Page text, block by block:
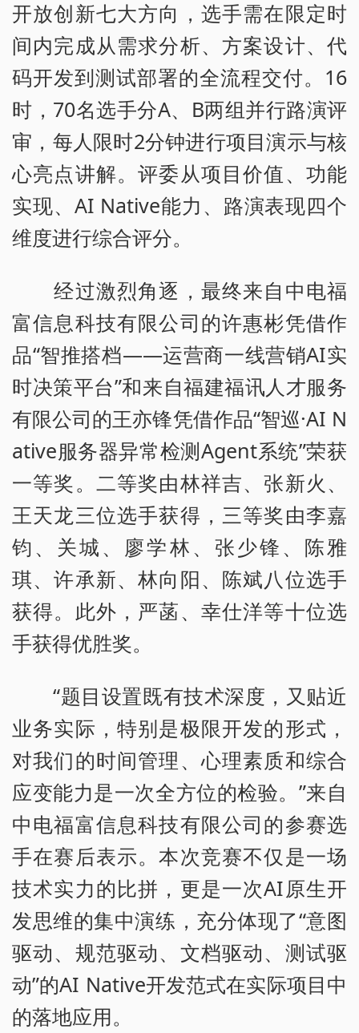
开放创新七大方向，选手需在限定时
间内完成从需求分析、方案设计、代
码开发到测试部署的全流程交付。16
时，70名选手分A、B两组并行路演评
审，每人限时2分钟进行项目演示与核
心亮点讲解。评委从项目价值、功能
实现、AI Native能力、路演表现四个
维度进行综合评分。
经过激烈角逐，最终来自中电福
富信息科技有限公司的许惠彬凭借作
品“智推搭档——运营商一线营销AI实
时决策平台”和来自福建福讯人才服务
有限公司的王亦锋凭借作品“智巡·AI N
ative服务器异常检测Agent系统”荣获
一等奖。二等奖由林祥吉、张新火、
王天龙三位选手获得，三等奖由李嘉
钧、关城、廖学林、张少锋、陈雅
琪、许承新、林向阳、陈斌八位选手
获得。此外，严菡、幸仕洋等十位选
手获得优胜奖。
“题目设置既有技术深度，又贴近
业务实际，特别是极限开发的形式，
对我们的时间管理、心理素质和综合
应变能力是一次全方位的检验。”来自
中电福富信息科技有限公司的参赛选
手在赛后表示。本次竞赛不仅是一场
技术实力的比拼，更是一次AI原生开
发思维的集中演练，充分体现了“意图
驱动、规范驱动、文档驱动、测试驱
动”的AI Native开发范式在实际项目中
的落地应用。